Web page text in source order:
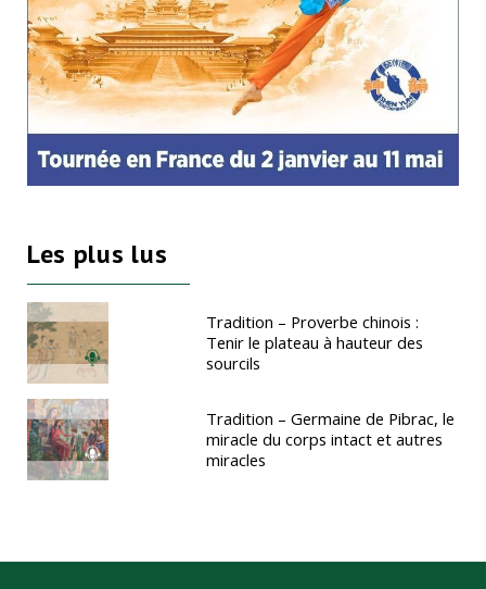
Les plus lus
Tradition – Proverbe chinois :
Tenir le plateau à hauteur des
sourcils
Tradition – Germaine de Pibrac, le
miracle du corps intact et autres
miracles